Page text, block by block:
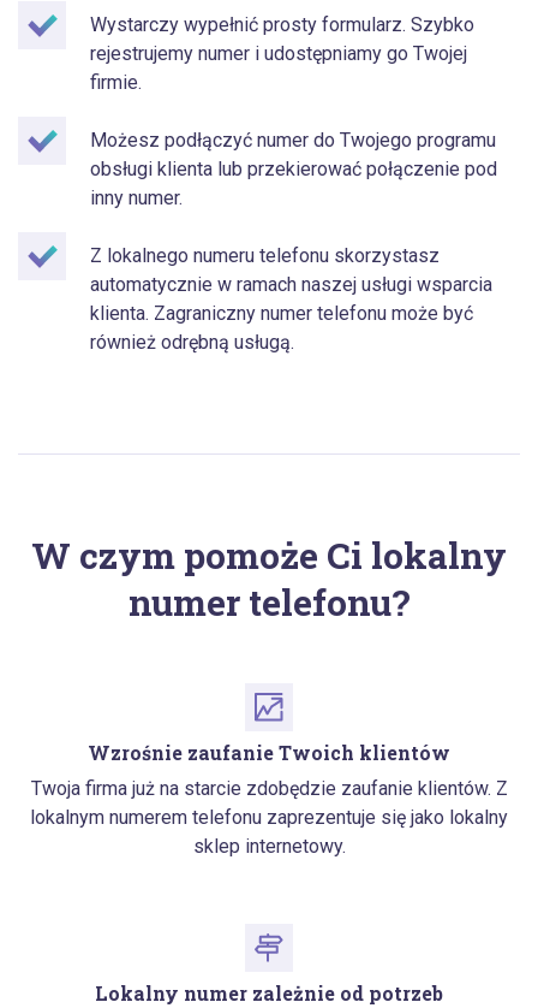
Wystarczy wypełnić prosty formularz. Szybko
rejestrujemy numer i udostępniamy go Twojej
firmie.
Możesz podłączyć numer do Twojego programu
obsługi klienta lub przekierować połączenie pod
inny numer.
Z lokalnego numeru telefonu skorzystasz
automatycznie w ramach naszej usługi wsparcia
klienta. Zagraniczny numer telefonu może być
również odrębną usługą.
W czym pomoże Ci lokalny
numer telefonu?
Wzrośnie zaufanie Twoich klientów
Twoja firma już na starcie zdobędzie zaufanie klientów. Z
lokalnym numerem telefonu zaprezentuje się jako lokalny
sklep internetowy.
Lokalny numer zależnie od potrzeb